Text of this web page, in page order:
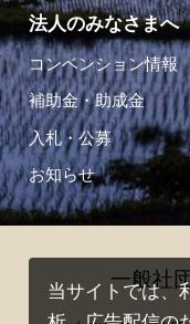
法人のみなさまへ
コンベンション情報
補助金・助成金
入札・公募
お知らせ
一般社
当サイトでは、